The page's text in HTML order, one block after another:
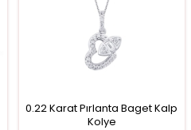
0.22 Karat Pırlanta Baget Kalp
Kolye